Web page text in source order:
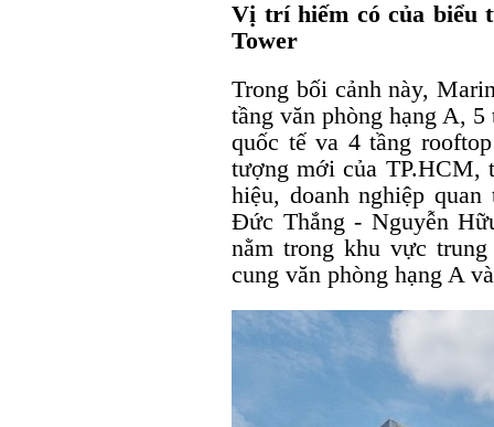
Vị trí hiếm có của biểu
Tower
Trong bối cảnh này,
tầng văn phòng hạng A,
quốc tế va 4 tầng
tượng mới của TP.HCM,
hiệu, doanh nghiệp
Đức Thắng - Nguyễn
nằm trong khu vực
cung văn phòng hạng A